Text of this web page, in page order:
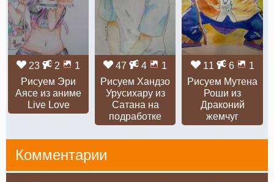
23 2
1
Рисуем Эри
Аясе из аниме
Live Love
47 4
1
Рисуем Хандзо
Урусихару из
Сатана на
подработке
11 6
1
Рисуем Мутена
Роши из
Драконий
жемчуг
Комментарии